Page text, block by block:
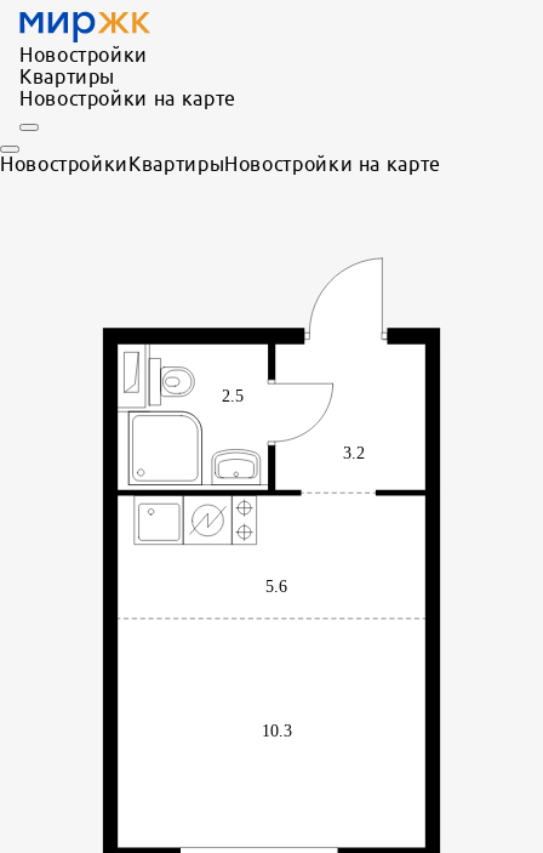
Новостройки
Квартиры
Новостройки на карте
НовостройкиКвартирыНовостройки на карте